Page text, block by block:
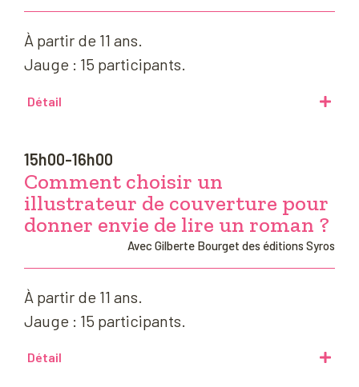
À partir de 11 ans.
Jauge : 15 participants.
Détail
15h00-16h00
Comment choisir un
illustrateur de couverture pour
donner envie de lire un roman ?
Avec Gilberte Bourget des éditions Syros
À partir de 11 ans.
Jauge : 15 participants.
Détail